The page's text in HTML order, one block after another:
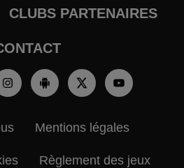
CLUBS PARTENAIRES
Mentions légales
Règlement des jeux